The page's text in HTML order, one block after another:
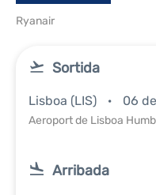
Ryanair
Sortida
Lisboa (LIS) 06
Aeroport de Lisboa
Arribada